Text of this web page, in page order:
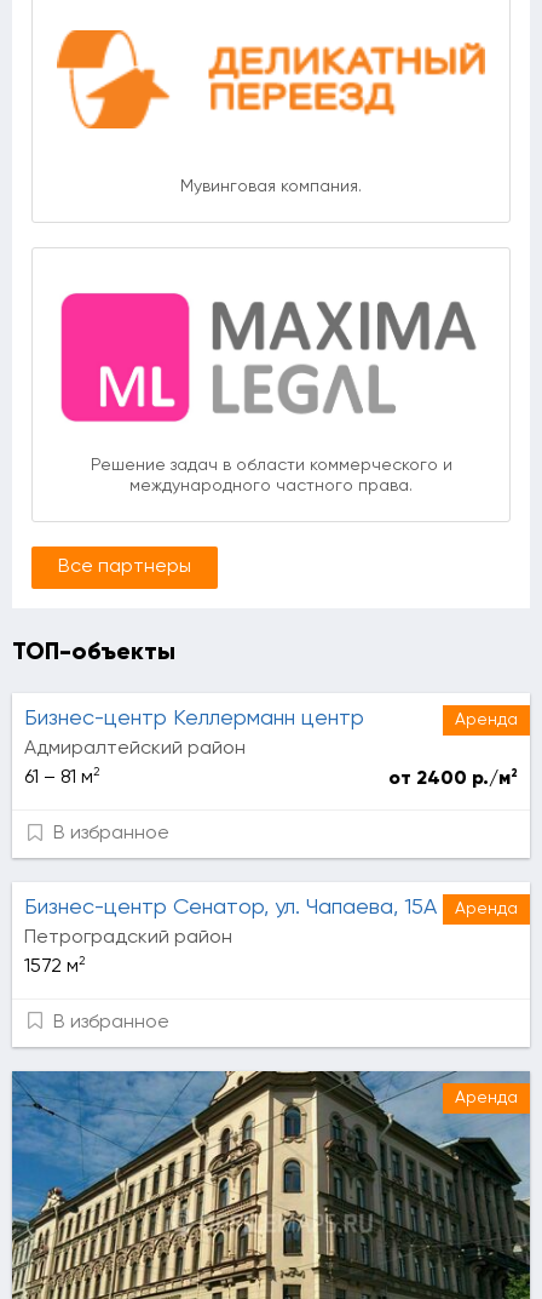
Мувинговая компания.
Решение задач в области коммерческого и
международного частного права.
Все партнеры
ТОП-объекты
Аренда
Бизнес-центр Келлерманн центр
Адмиралтейский район
61 – 81 м2 от 2400 р./м2
В избранное
Аренда
Бизнес-центр Сенатор, ул. Чапаева, 15А
Петроградский район
1572 м2
В избранное
Аренда